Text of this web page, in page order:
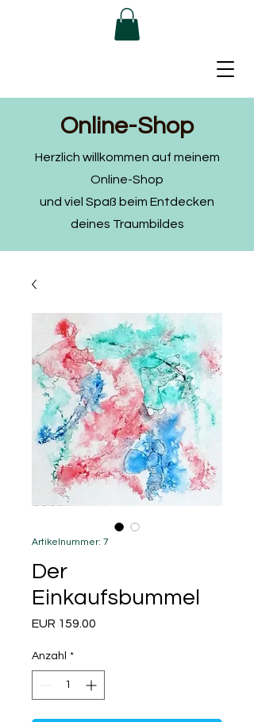
Online-Shop
Herzlich willkommen auf meinem
Online-Shop
und viel Spaß beim Entdecken
deines Traumbildes
Artikelnummer: 7
Der
Einkaufsbummel
EUR 159.00
Anzahl *